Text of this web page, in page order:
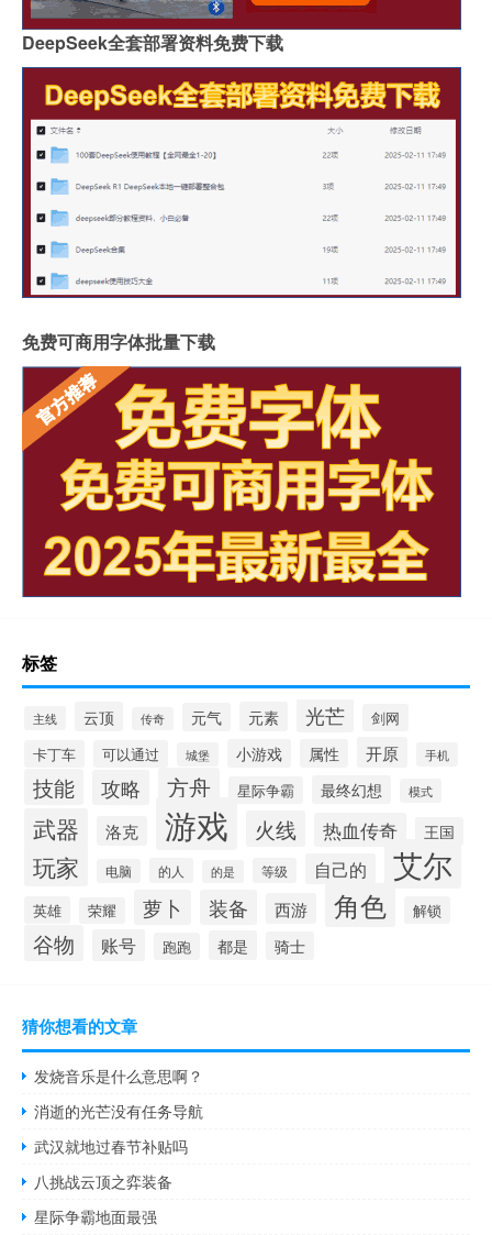
DeepSeek全套部署资料免费下载
免费可商用字体批量下载
标签
主线 云顶 传奇 元气 元素 光芒
剑网
卡丁车
可以通过 城堡 小游戏 属性 开原 手机
技能 攻略 方舟 星际争霸 最终幻想 模式
武器 洛克 游戏 火线 热血传奇 王国
玩家 电脑 的人 的是 等级 自己的 艾尔
英雄 荣耀 萝卜 装备 西游 角色 解锁
谷物 账号 跑跑 都是 骑士
猜你想看的文章
发烧音乐是什么意思啊？
消逝的光芒没有任务导航
武汉就地过春节补贴吗
八挑战云顶之弈装备
星际争霸地面最强